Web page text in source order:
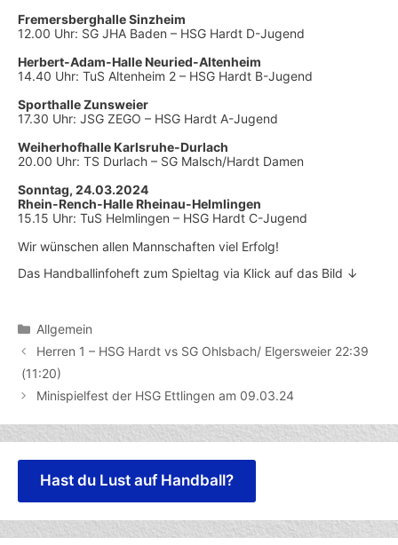
Fremersberghalle Sinzheim
12.00 Uhr: SG JHA Baden – HSG Hardt D-Jugend
Herbert-Adam-Halle Neuried-Altenheim
14.40 Uhr: TuS Altenheim 2 – HSG Hardt B-Jugend
Sporthalle Zunsweier
17.30 Uhr: JSG ZEGO – HSG Hardt A-Jugend
Weiherhofhalle Karlsruhe-Durlach
20.00 Uhr: TS Durlach – SG Malsch/Hardt Damen
Sonntag, 24.03.2024
Rhein-Rench-Halle Rheinau-Helmlingen
15.15 Uhr: TuS Helmlingen – HSG Hardt C-Jugend
Wir wünschen allen Mannschaften viel Erfolg!
Das Handballinfoheft zum Spieltag via Klick auf das Bild ↓
Kategorien
Allgemein
Herren 1 – HSG Hardt vs SG Ohlsbach/ Elgersweier 22:39
(11:20)
Minispielfest der HSG Ettlingen am 09.03.24
Hast du Lust auf Handball?